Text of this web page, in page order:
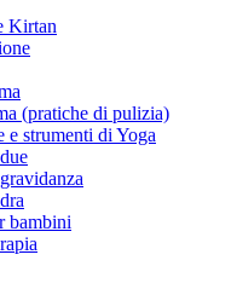
Kirtan
(pratiche di pulizia)
e strumenti di Yoga
bambini